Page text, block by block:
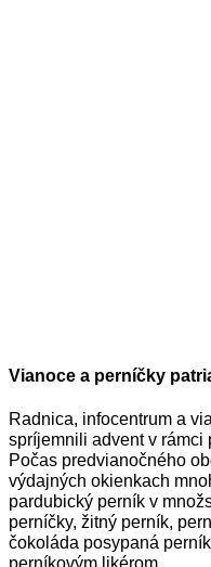
Vianoce a perníčky
Radnica, infocentrum a
spríjemnili advent v rámci
Počas predvianočného
výdajných okienkach
pardubický perník v
perníčky, žitný perník,
čokoláda posypaná
perníkovým likérom.